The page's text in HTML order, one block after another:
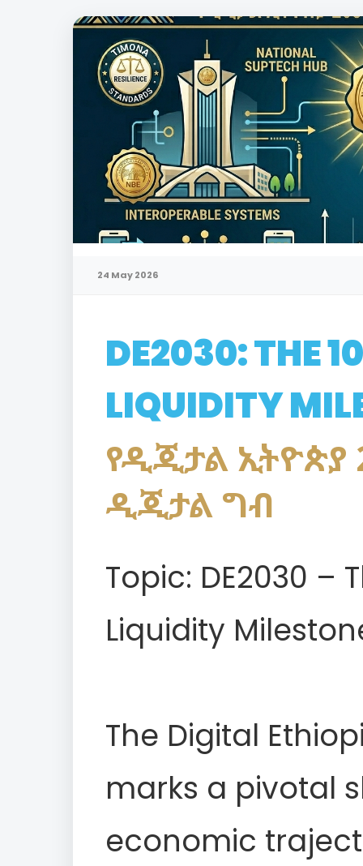
24 May 2026
DE2030: THE
LIQUIDITY
የዲጂታል ኢትዮጵያ
ዲጂታል ግብ
Topic: DE2030 –
Liquidity
The Digital
marks a pivotal
economic